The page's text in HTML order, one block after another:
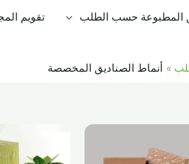
المطبوعة حسب الطلب تقويم
أنماط الصناديق المخصصة